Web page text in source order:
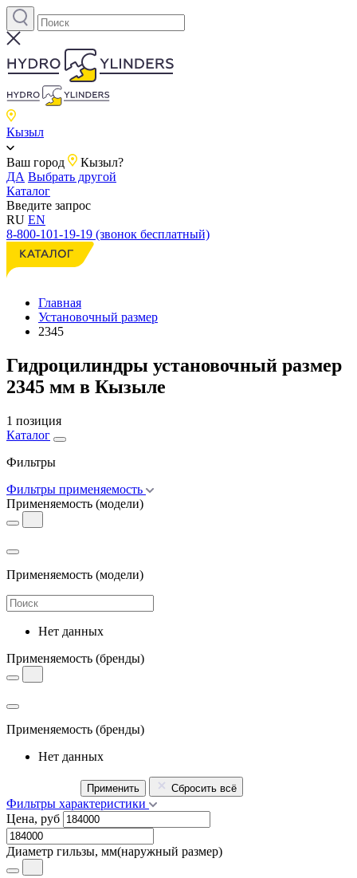
Кызыл
Ваш город
Кызыл?
ДА Выбрать другой
Каталог
Введите запрос
RU EN
8-800-101-19-19 (звонок бесплатный)
Главная
Установочный размер
2345
Гидроцилиндры установочный размер
2345 мм в Кызыле
1 позиция
Каталог
Фильтры
Фильтры применяемость
Применяемость (модели)
Применяемость (модели)
Нет данных
Применяемость (бренды)
Применяемость (бренды)
Нет данных
Применить Сбросить всё
Фильтры характеристики
Цена, руб
Диаметр гильзы, мм(наружный размер)